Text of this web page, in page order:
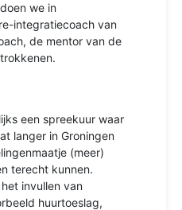
we in
integratiecoach van
de mentor van de
een spreekuur waar
langer in Groningen
(meer)
terecht kunnen.
invullen van
huurtoeslag,